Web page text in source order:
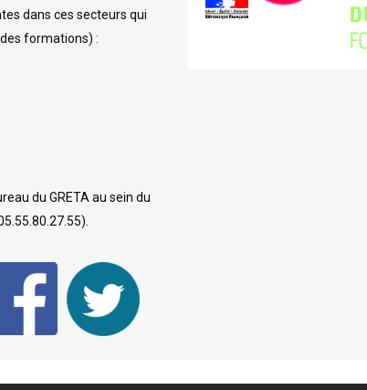
SOCIALE
dans ces secteurs qui
formations) :
du GRETA au sein du